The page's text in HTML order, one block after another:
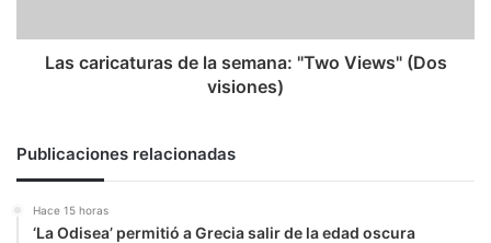
visiones)
Las caricaturas de la semana: "Two Views" (Dos
visiones)
Publicaciones relacionadas
Hace 15 horas
‘La Odisea’ permitió a Grecia salir de la edad oscura